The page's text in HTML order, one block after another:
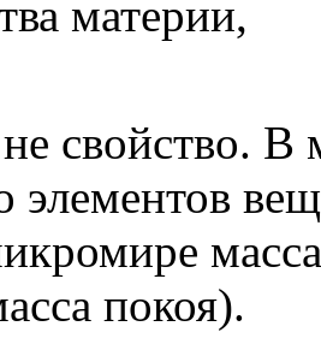
материи,
свойство. В
элементов
покоя).